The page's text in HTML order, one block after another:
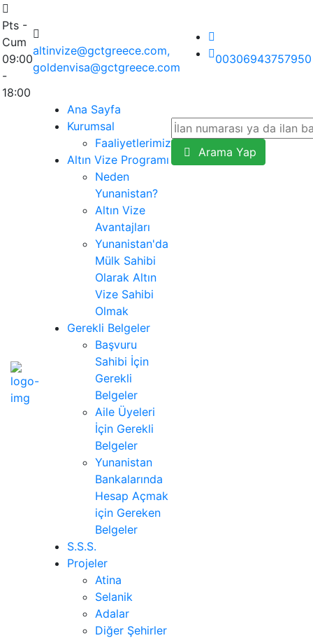
Pts -
Cum
09:00
-
18:00
altinvize@gctgreece.com,
goldenvisa@gctgreece.com
00306943757950
Ana Sayfa
Kurumsal
Faaliyetlerimiz
Altın Vize Programı
Neden
Yunanistan?
Altın Vize
Avantajları
Yunanistan'da
Mülk Sahibi
Olarak Altın
Vize Sahibi
Olmak
Gerekli Belgeler
Başvuru
Sahibi İçin
Gerekli
Belgeler
Aile Üyeleri
İçin Gerekli
Belgeler
Yunanistan
Bankalarında
Hesap Açmak
için Gereken
Belgeler
S.S.S.
Projeler
Atina
Selanik
Adalar
Diğer Şehirler
Arama Yap